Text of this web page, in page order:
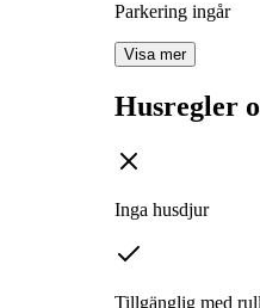
Parkering ingår
Visa mer
Husregler
Inga husdjur
Tillgänglig med